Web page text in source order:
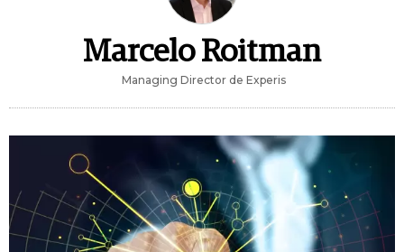
Marcelo Roitman
Managing Director de Experis